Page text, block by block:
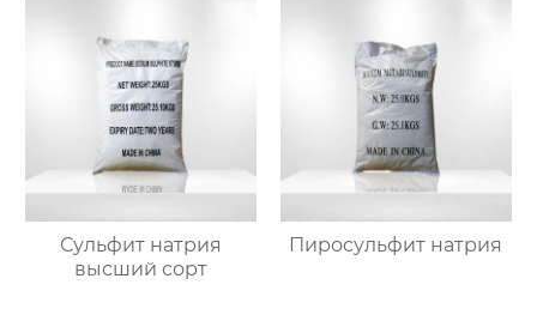
Сульфит натрия
высший сорт
Пиросульфит натрия